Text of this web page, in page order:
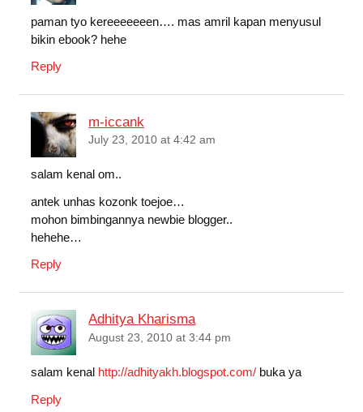
paman tyo kereeeeeeen…. mas amril kapan menyusul
bikin ebook? hehe
Reply
m-iccank
July 23, 2010 at 4:42 am
salam kenal om..
antek unhas kozonk toejoe…
mohon bimbingannya newbie blogger..
hehehe…
Reply
Adhitya Kharisma
August 23, 2010 at 3:44 pm
salam kenal http://adhityakh.blogspot.com/buka ya
Reply